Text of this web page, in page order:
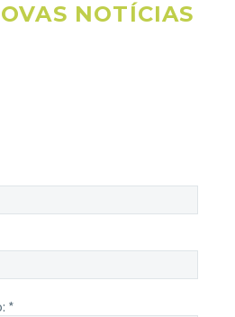
NOTÍCIAS
*